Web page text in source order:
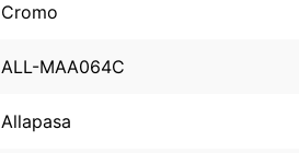
Cromo
ALL-MAA064C
Allapasa